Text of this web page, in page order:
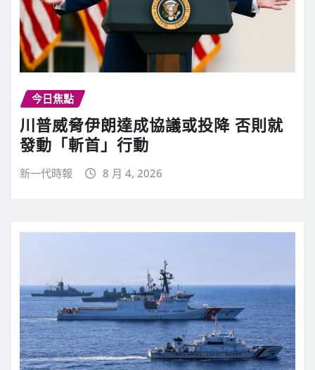
今日焦點
川普威脅伊朗達成協議或投降 否則就
發動「斬首」行動
新一代時報 8 月 4, 2026